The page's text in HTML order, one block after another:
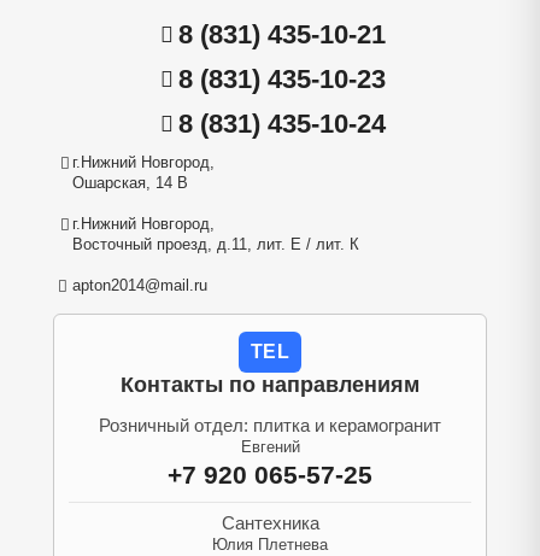
8 (831) 435-10-21
8 (831) 435-10-23
8 (831) 435-10-24
г.Нижний Новгород,
Ошарская, 14 В
г.Нижний Новгород,
Восточный проезд, д.11, лит. Е / лит. К
apton2014@mail.ru
TEL
Контакты по направлениям
Розничный отдел: плитка и керамогранит
Евгений
+7 920 065-57-25
Сантехника
Юлия Плетнева